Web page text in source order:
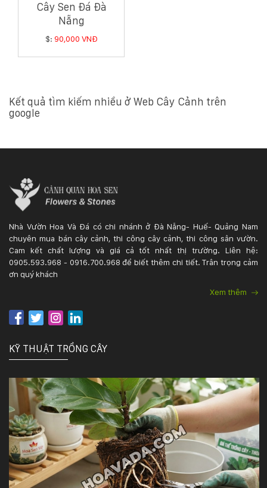
Cây Sen Đá Đà
Nẵng
$: 90,000 VNĐ
Kết quả tìm kiếm nhiều ở Web Cây Cảnh trên
google
Nhà Vườn Hoa Và Đá có chi nhánh ở Đà Nẵng- Huế- Quảng Nam
chuyên mua bán cây cảnh, thi công cây cảnh, thi công sân vườn.
Cam kết chất lượng và giá cả tốt nhất thị trường. Liên hệ:
0905.593.968 - 0916.700.968 để biết thêm chi tiết. Trân trọng cảm
ơn quý khách
Xem thêm
KỸ THUẬT TRỒNG CÂY